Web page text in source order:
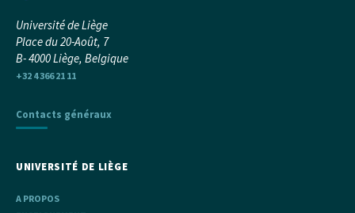
Université de Liège
Place du 20-Août, 7
B- 4000 Liège, Belgique
+32 4 366 21 11
Contacts généraux
UNIVERSITÉ DE LIÈGE
A PROPOS